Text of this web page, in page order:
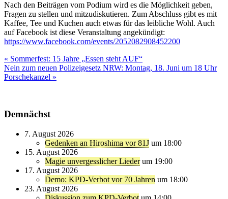
Nach den Beiträgen vom Podium wird es die Möglichkeit geben,
Fragen zu stellen und mitzudiskutieren. Zum Abschluss gibt es mit
Kaffee, Tee und Kuchen auch etwas für das leibliche Wohl. Auch
auf Facebook ist diese Veranstaltung angekündigt:
https://www.facebook.com/events/2052082908452200
Beitragsnavigation
« Sommerfest: 15 Jahre „Essen steht AUF“
Nein zum neuen Polizeigesetz NRW: Montag, 18. Juni um 18 Uhr
Porschekanzel »
Demnächst
7. August 2026
Gedenken an Hiroshima vor 81J um 18:00
15. August 2026
Magie unvergesslicher Lieder um 19:00
17. August 2026
Demo: KPD-Verbot vor 70 Jahren um 18:00
23. August 2026